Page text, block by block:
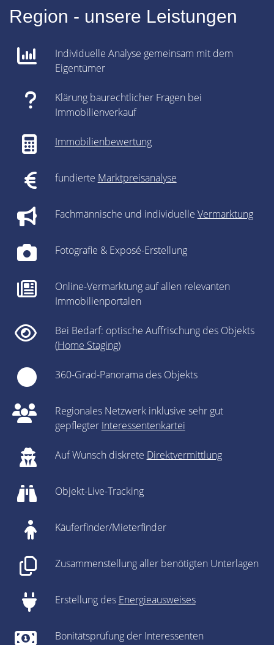
Region - unsere Leistungen
Individuelle Analyse gemeinsam mit dem
Eigentümer
Klärung baurechtlicher Fragen bei
Immobilienverkauf
Immobilienbewertung
fundierte Marktpreisanalyse
Fachmännische und individuelle Vermarktung
Fotografie & Exposé-Erstellung
Online-Vermarktung auf allen relevanten
Immobilienportalen
Bei Bedarf: optische Auffrischung des Objekts
(Home Staging)
360-Grad-Panorama des Objekts
Regionales Netzwerk inklusive sehr gut
gepflegter Interessentenkartei
Auf Wunsch diskrete Direktvermittlung
Objekt-Live-Tracking
Käuferfinder/Mieterfinder
Zusammenstellung aller benötigten Unterlagen
Erstellung des Energieausweises
Bonitätsprüfung der Interessenten